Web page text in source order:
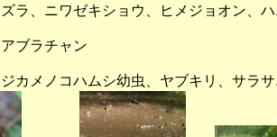
、ニワゼキショウ、ヒメジョオン、ハ
ブラチャン
カメノコハムシ幼虫、ヤブキリ、サラ